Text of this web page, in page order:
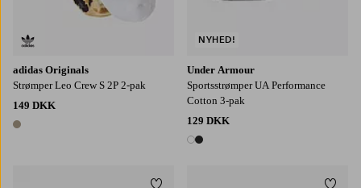
adidas Originals
Strømper Leo Crew S 2P 2-pak
149 DKK
1 farve
Under Armour
Sportsstrømper UA Performance
Cotton 3-pak
129 DKK
2 farver
NYHED!